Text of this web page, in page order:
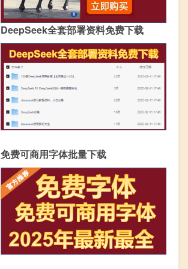
DeepSeek全套部署资料免费下载
免费可商用字体批量下载